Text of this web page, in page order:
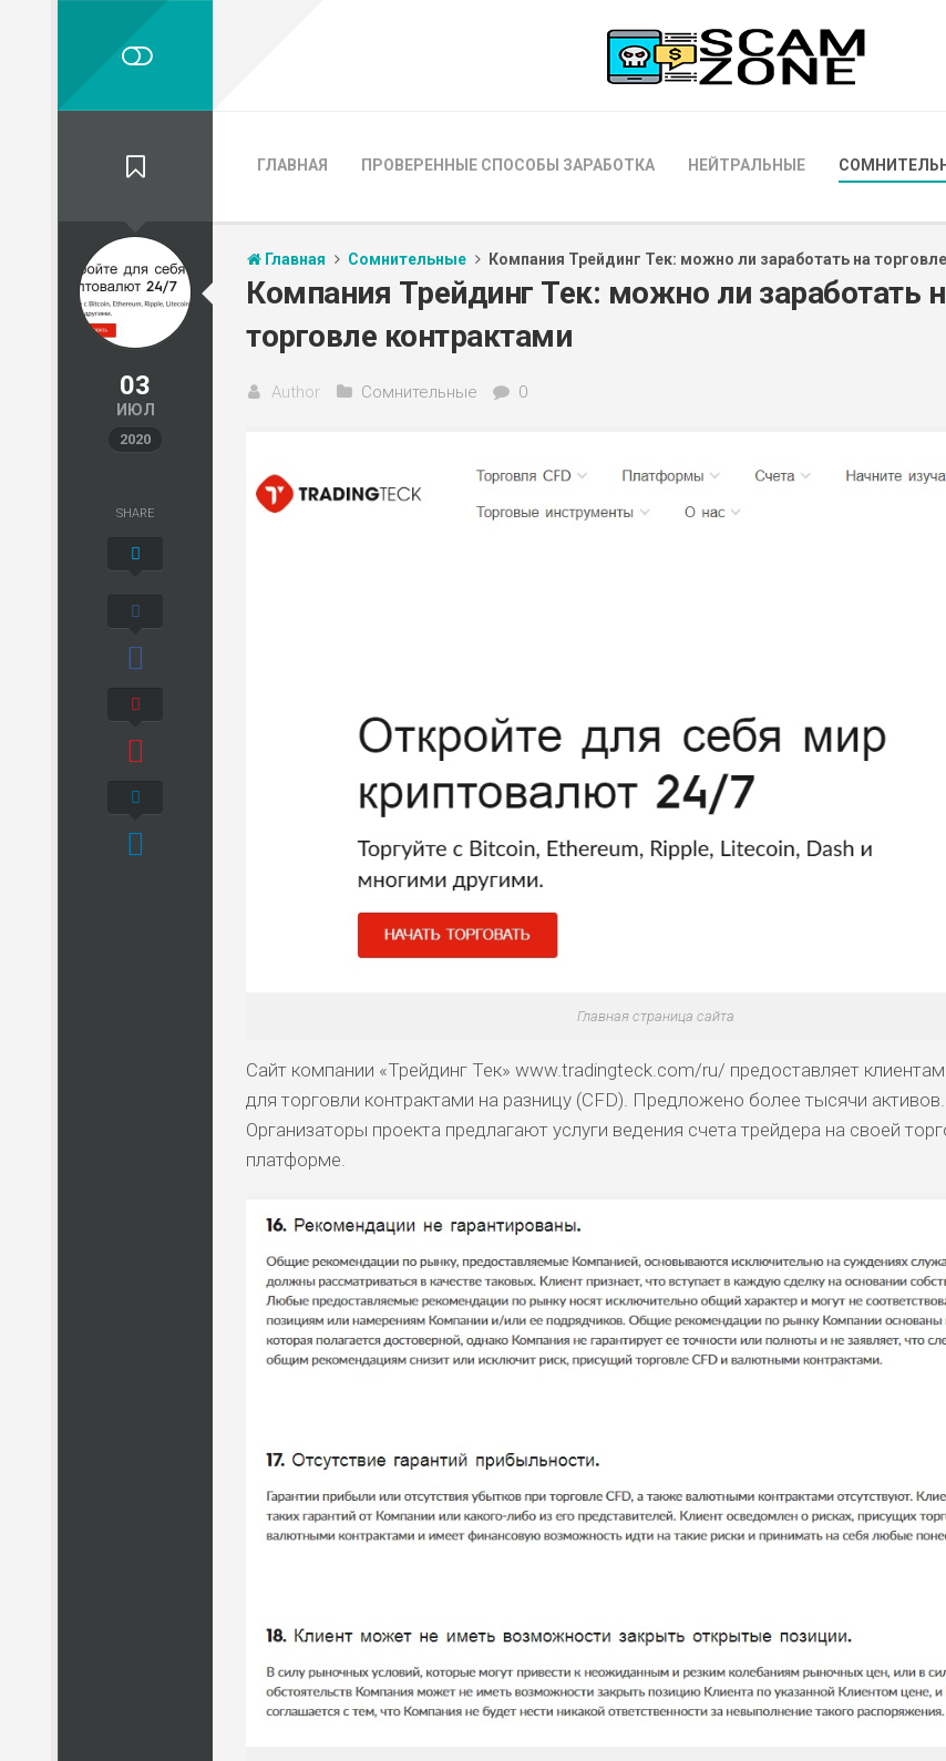
ГЛАВНАЯ ПРОВЕРЕННЫЕ СПОСОБЫ ЗАРАБОТКА НЕЙТРАЛЬНЫЕ
03
ИЮЛ
2020
Главная Сомнительные Компания Трейдинг Тек: можно ли заработать на
Компания Трейдинг Тек: можно ли заработать
торговле контрактами
Author Сомнительные 0
Главная страница сайта
Сайт компании «Трейдинг Тек» www.tradingteck.com/ru/ предоставляет
для торговли контрактами на разницу (CFD). Предложено более тысячи активов.
Организаторы проекта предлагают услуги ведения счета трейдера на своей
платформе.
SHARE